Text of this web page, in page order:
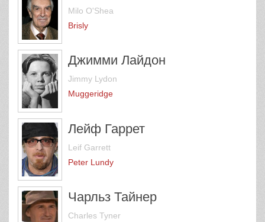
Milo O'Shea
Brisly
Джимми Лайдон
Jimmy Lydon
Muggeridge
Лейф Гаррет
Leif Garrett
Peter Lundy
Чарльз Тайнер
Charles Tyner